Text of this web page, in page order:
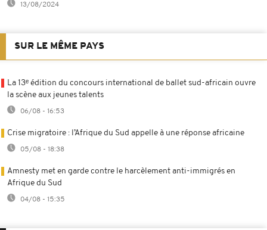
13/08/2024
SUR LE MÊME PAYS
La 13ᵉ édition du concours international de ballet sud-africain ouvre
la scène aux jeunes talents
06/08 - 16:53
Crise migratoire : l’Afrique du Sud appelle à une réponse africaine
05/08 - 18:38
Amnesty met en garde contre le harcèlement anti-immigrés en
Afrique du Sud
04/08 - 15:35